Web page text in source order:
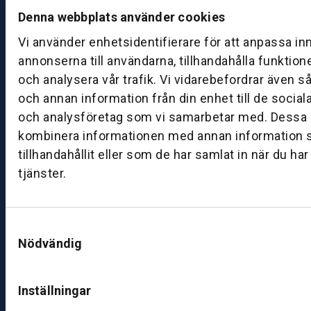
Denna webbplats använder cookies
Vi använder enhetsidentifierare för att anpassa
annonserna till användarna, tillhandahålla
och analysera vår trafik. Vi vidarebefordrar även
och annan information från din enhet till de
och analysföretag som vi samarbetar med. Dessa
kombinera informationen med annan information
tillhandahållit eller som de har samlat in när du
tjänster.
Nödvändig
Inställningar
d
g:
0
8:
0
0
7:
0
B
S